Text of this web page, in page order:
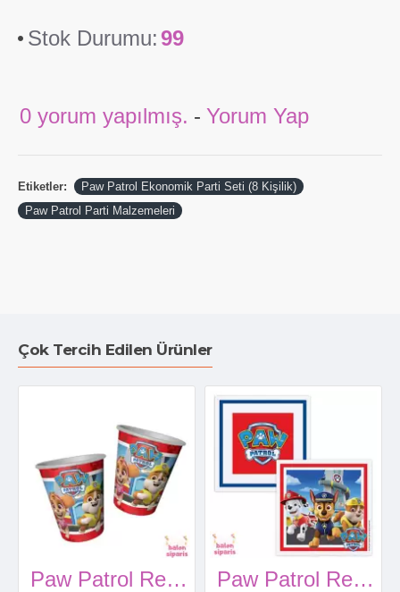
Stok Durumu:99
0 yorum yapılmış. - Yorum Yap
Etiketler:
Paw Patrol Ekonomik Parti Seti (8 Kişilik)
Paw Patrol Parti Malzemeleri
Çok Tercih Edilen Ürünler
Paw Patrol Refresh Bardak (8 Adet) Paw Patrol Refresh Peçete (16 Adet)